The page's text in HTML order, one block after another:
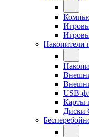
Накопители
USB-
Карты
Диски